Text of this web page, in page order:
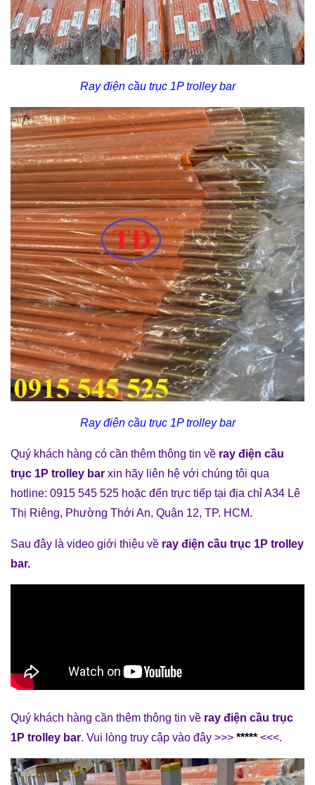
Ray điện cầu trục 1P trolley bar
Ray điện cầu trục 1P trolley bar
Quý khách hàng có cần thêm thông tin về ray điện cầu
trục 1P trolley bar xin hãy liên hệ với chúng tôi qua
hotline: 0915 545 525 hoặc đến trực tiếp tại địa chỉ A34 Lê
Thị Riêng, Phường Thới An, Quận 12, TP. HCM.
Sau đây là video giới thiệu về ray điện cầu trục 1P trolley
bar.
Quý khách hàng cần thêm thông tin về ray điện cầu trục
1P trolley bar. Vui lòng truy cập vào đây >>> ***** <<<.